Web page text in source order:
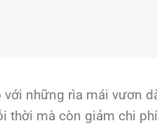
những rìa mái vươn
thời mà còn giảm chi